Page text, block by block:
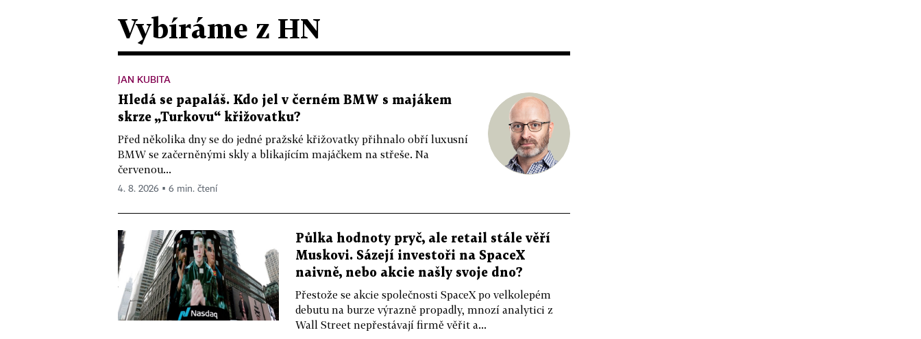
Vybíráme z HN
JAN KUBITA
Hledá se papaláš. Kdo jel v černém BMW s majákem
skrze „Turkovu“ křižovatku?
Před několika dny se do jedné pražské křižovatky přihnalo obří luxusní
BMW se začerněnými skly a blikajícím majáčkem na střeše. Na
červenou...
4. 8. 2026 ▪ 6 min. čtení
Půlka hodnoty pryč, ale retail stále věří
Muskovi. Sázejí investoři na SpaceX
naivně, nebo akcie našly svoje dno?
Přestože se akcie společnosti SpaceX po velkolepém
debutu na burze výrazně propadly, mnozí analytici z
Wall Street nepřestávají firmě věřit a...